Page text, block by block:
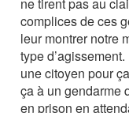
complices de ces
leur montrer notre
type
une citoyen pour
ça à un gendarme
en prison en